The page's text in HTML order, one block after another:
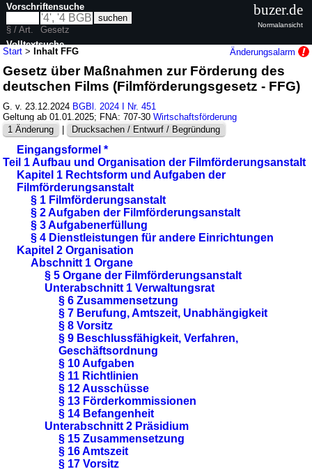
Start >Inhalt FFG Änderungsalarm
Gesetz über Maßnahmen zur Förderung des
deutschen Films (Filmförderungsgesetz - FFG)
G. v. 23.12.2024 BGBl. 2024 I Nr. 451
Geltung ab 01.01.2025; FNA: 707-30Wirtschaftsförderung
1 Änderung
| Drucksachen / Entwurf / Begründung
Eingangsformel *
Teil 1 Aufbau und Organisation der Filmförderungsanstalt
Kapitel 1 Rechtsform und Aufgaben der
Filmförderungsanstalt
§ 1 Filmförderungsanstalt
§ 2 Aufgaben der Filmförderungsanstalt
§ 3 Aufgabenerfüllung
§ 4 Dienstleistungen für andere Einrichtungen
Kapitel 2 Organisation
Abschnitt 1 Organe
§ 5 Organe der Filmförderungsanstalt
Unterabschnitt 1 Verwaltungsrat
§ 6 Zusammensetzung
§ 7 Berufung, Amtszeit, Unabhängigkeit
§ 8 Vorsitz
§ 9 Beschlussfähigkeit, Verfahren,
Geschäftsordnung
§ 10 Aufgaben
§ 11 Richtlinien
§ 12 Ausschüsse
§ 13 Förderkommissionen
§ 14 Befangenheit
Unterabschnitt 2 Präsidium
§ 15 Zusammensetzung
§ 16 Amtszeit
§ 17 Vorsitz
Vorschriftensuche
§ / Art.
Gesetz
Volltextsuche
nur in FFG
buzer.de
Normalansicht